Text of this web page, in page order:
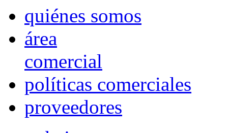
quiénes somos
área
comercial
políticas comerciales
proveedores